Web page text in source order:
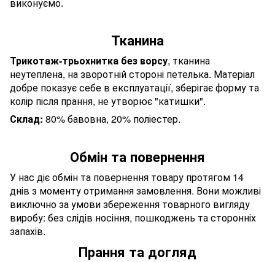
Тканина
Трикотаж-трьохнитка без ворсу, тканина
неутеплена, на зворотній стороні петелька. Матеріал
добре показує себе в експлуатації, зберігає форму та
колір після прання, не утворює "катишки".
Склад: 80% бавовна, 20% поліестер.
Обмін та повернення
У нас діє обмін та повернення товару протягом 14
днів з моменту отримання замовлення. Вони можливі
виключно за умови збереження товарного вигляду
виробу: без слідів носіння, пошкоджень та сторонніх
запахів.
Прання та догляд